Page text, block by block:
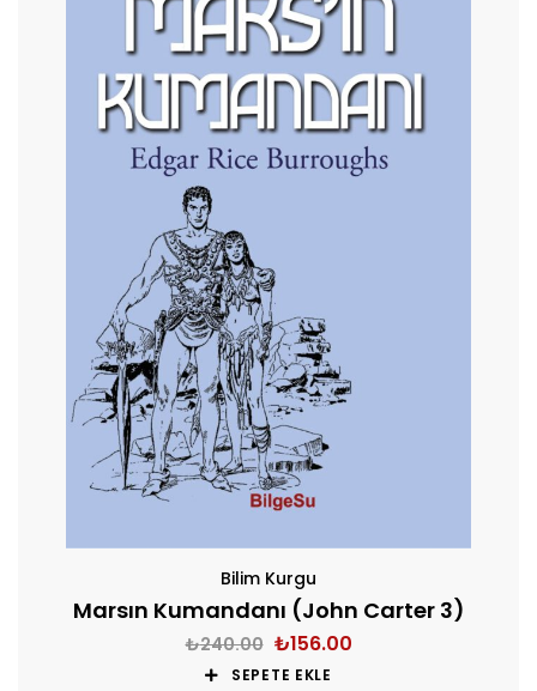
Bilim Kurgu
Marsın Kumandanı (John Carter 3)
₺240.00 ₺156.00
SEPETE EKLE